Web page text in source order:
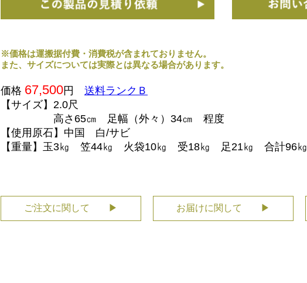
※価格は運搬据付費・消費税が含まれておりません。
また、サイズについては実際とは異なる場合があります。
価格 67,500円 送料ランクＢ
【サイズ】2.0尺
高さ65㎝ 足幅（外々）34㎝ 程度
【使用原石】中国 白/サビ
【重量】玉3㎏ 笠44㎏ 火袋10㎏ 受18㎏ 足21㎏ 合計96㎏
ご注文に関して ▶ お届けに関して ▶